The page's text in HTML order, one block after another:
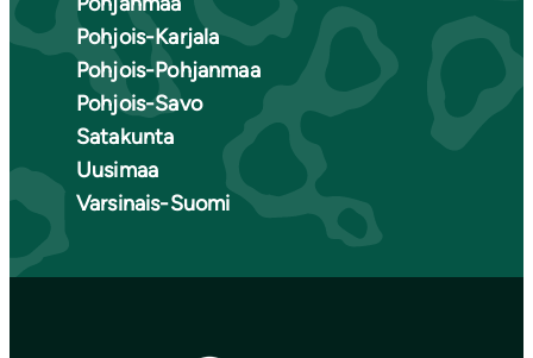
Pohjois-Karjala
Pohjois-Pohjanmaa
Pohjois-Savo
Satakunta
Uusimaa
Varsinais-Suomi